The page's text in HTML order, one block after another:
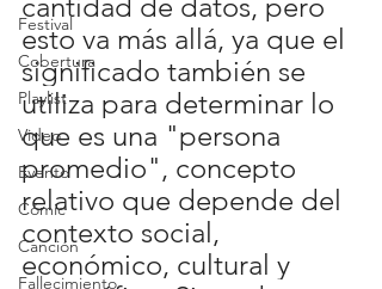
Festival
Cobertura
Playlist
Video
Evento
Cómic
Canción
Fallecimiento
esto va más allá, ya que el
significado también se
utiliza para determinar lo
que es una "persona
promedio", concepto
relativo que depende del
contexto social,
económico, cultural y